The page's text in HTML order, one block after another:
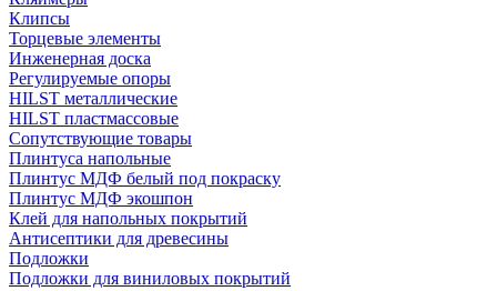
Клипсы
Торцевые элементы
Инженерная доска
Регулируемые опоры
HILST металлические
HILST пластмассовые
Сопутствующие товары
Плинтуса напольные
Плинтус МДФ белый под покраску
Плинтус МДФ экошпон
Клей для напольных покрытий
Антисептики для древесины
Подложки
Подложки для виниловых покрытий